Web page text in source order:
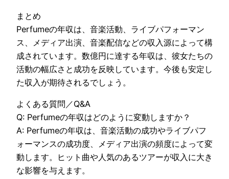
まとめ
Perfumeの年収は、音楽活動、ライブパフォーマン
ス、メディア出演、音楽配信などの収入源によって構
成されています。数億円に達する年収は、彼女たちの
活動の幅広さと成功を反映しています。今後も安定し
た収入が期待されるでしょう。
よくある質問／Q&A
Q: Perfumeの年収はどのように変動しますか？
A: Perfumeの年収は、音楽活動の成功やライブパフ
ォーマンスの成功度、メディア出演の頻度によって変
動します。ヒット曲や人気のあるツアーが収入に大き
な影響を与えます。